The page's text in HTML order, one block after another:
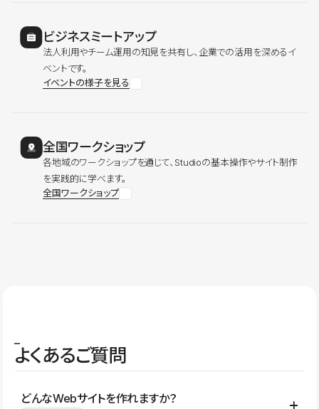
ビジネスミートアップ
法人利用やチーム運用の知見を共有し、企業での活用を深めるイ
ベントです。
イベントの様子を見る
全国ワークショップ
各地域のワークショップを通じて、Studioの基本操作やサイト制作
を実践的に学べます。
全国ワークショップ
よくあるご質問
どんなWebサイトを作れますか？